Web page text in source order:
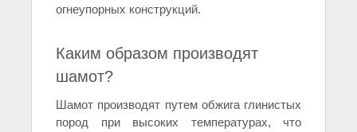
огнеупорных конструкций.
Каким образом производят
шамот?
Шамот производят путем обжига глинистых
пород при высоких температурах, что